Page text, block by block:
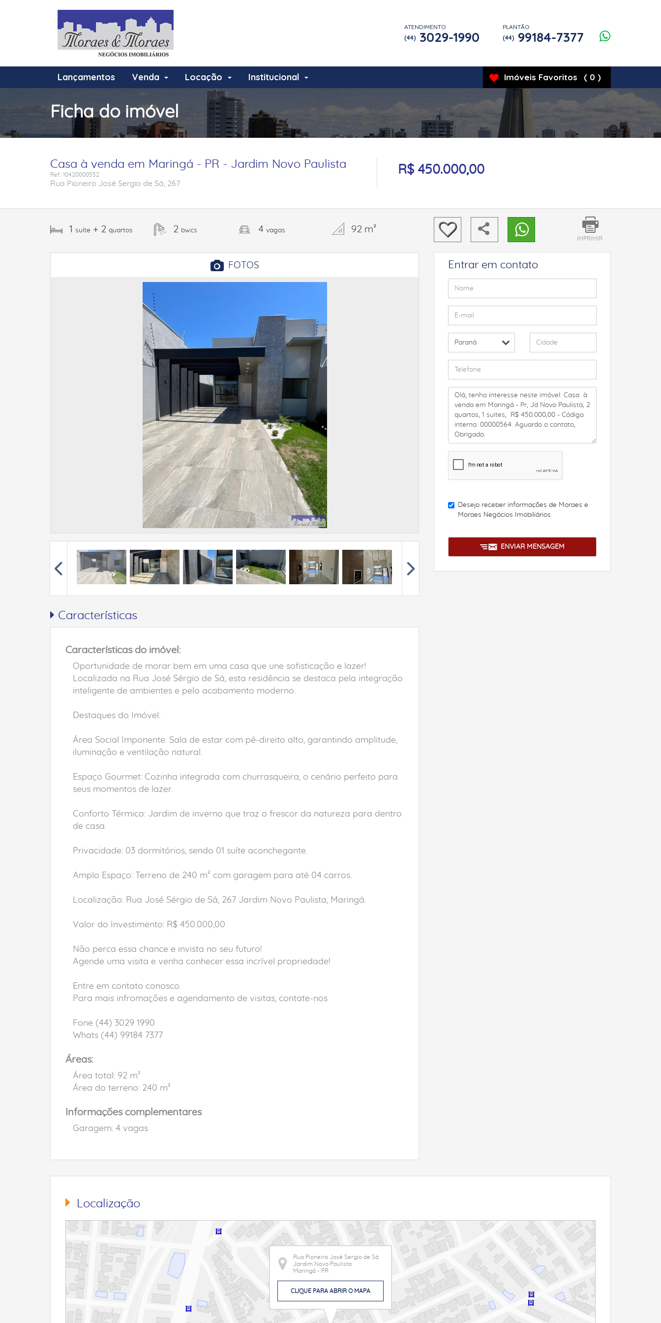
ATENDIMENTO
(44) 3029-1990
PLANTÃO
(44) 99184-7377
Lançamentos Venda Locação Institucional Imóveis Favoritos ( 0 )
Ficha do imóvel
Casa à venda em Maringá - PR - Jardim Novo Paulista
Ref.: 10420000552
Rua Pioneiro José Sergio de Sá, 267
R$ 450.000,00
1 suíte + 2 quartos 2 bwcs 4 vagas 92 m²
FOTOS
IMPRIMIR
Entrar em contato
Desejo receber informações de Moraes e
Moraes Negócios Imobiliários
ENVIAR MENSAGEM
Características
Características do imóvel:
Oportunidade de morar bem em uma casa que une sofisticação e lazer!
Localizada na Rua José Sérgio de Sá, esta residência se destaca pela integração
inteligente de ambientes e pelo acabamento moderno.
Destaques do Imóvel:
Área Social Imponente: Sala de estar com pé-direito alto, garantindo amplitude,
iluminação e ventilação natural.
Espaço Gourmet: Cozinha integrada com churrasqueira, o cenário perfeito para
seus momentos de lazer.
Conforto Térmico: Jardim de inverno que traz o frescor da natureza para dentro
de casa.
Privacidade: 03 dormitórios, sendo 01 suíte aconchegante.
Amplo Espaço: Terreno de 240 m² com garagem para até 04 carros.
Localização: Rua José Sérgio de Sá, 267 Jardim Novo Paulista, Maringá.
Valor do Investimento: R$ 450.000,00
Não perca essa chance e invista no seu futuro!
Agende uma visita e venha conhecer essa incrível propriedade!
Entre em contato conosco.
Para mais infromações e agendamento de visitas, contate-nos
Fone (44) 3029 1990
Whats (44) 99184 7377
Áreas:
Área total: 92 m²
Área do terreno: 240 m²
Informações complementares
Garagem: 4 vagas
Localização
Rua Pioneiro José Sergio de Sá
Jardim Novo Paulista
Maringá - PR
CLIQUE PARA ABRIR O MAPA